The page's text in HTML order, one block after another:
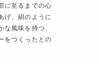
に至るまでの心
げ、絹のように
な風味を持つ、
をつくったとの